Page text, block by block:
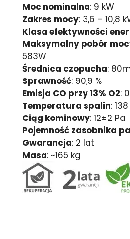
Moc nominalna: 9 kW
Zakres mocy: 3,6 – 10,8
Klasa efektywności
Maksymalny pobór
583W
Średnica czopucha:
Sprawność: 90,9 %
Emisja CO przy 13% O2:
Temperatura spalin:
Ciąg kominowy: 12±2 Pa
Pojemność zasobnika
Gwarancja: 2 lat
Masa: ~165 kg